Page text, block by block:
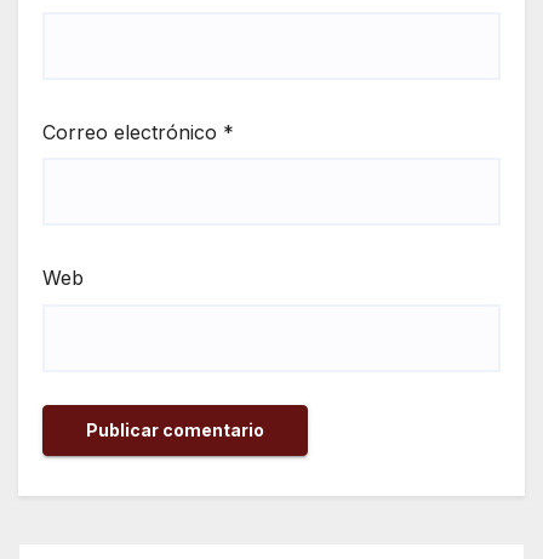
Correo electrónico *
Web